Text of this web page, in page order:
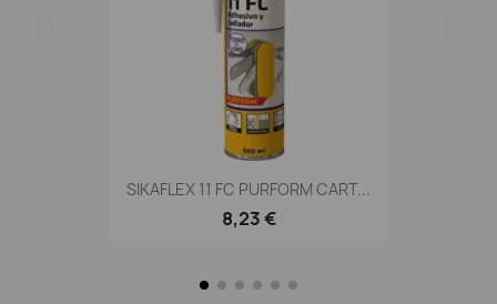
SIKAFLEX 11 FC PURFORM CART...
8,23 €